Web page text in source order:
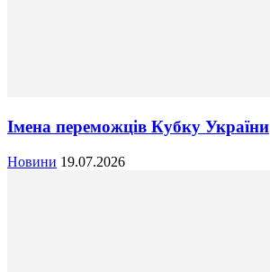
Імена переможців Кубку України
Новини 19.07.2026